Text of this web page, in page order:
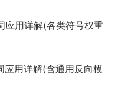
应用详解(各类符号权重
应用详解(含通用反向模